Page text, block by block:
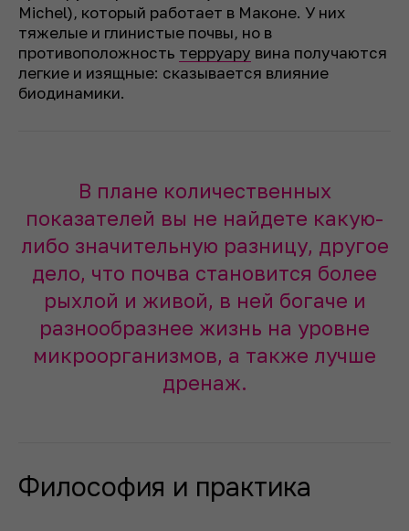
Michel), который работает в Маконе. У них
тяжелые и глинистые почвы, но в
противоположность терруару вина получаются
легкие и изящные: сказывается влияние
биодинамики.
В плане количественных
показателей вы не найдете какую-
либо значительную разницу, другое
дело, что почва становится более
рыхлой и живой, в ней богаче и
разнообразнее жизнь на уровне
микроорганизмов, а также лучше
дренаж.
Философия и практика